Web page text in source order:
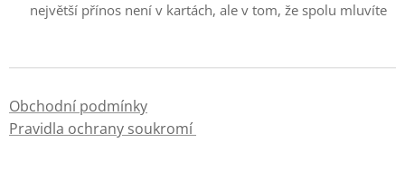
👉 největší přínos není v kartách, ale v tom, že spolu mluvíte
Obchodní podmínky
Pravidla ochrany soukromí